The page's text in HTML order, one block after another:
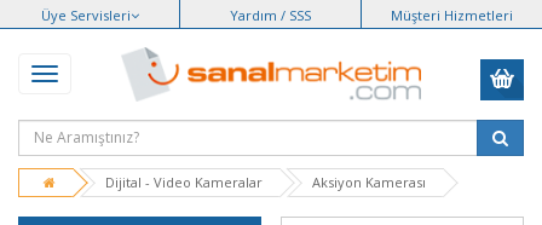
Üye Servisleri Yardım / SSS Müşteri Hizmetleri
Dijital - Video Kameralar Aksiyon Kamerası